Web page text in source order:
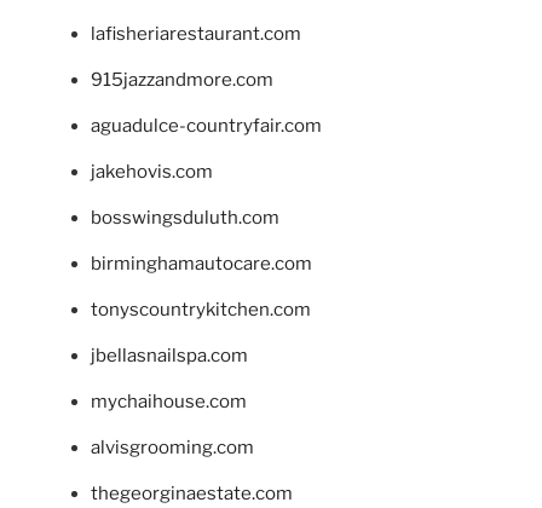
lafisheriarestaurant.com
915jazzandmore.com
aguadulce-countryfair.com
jakehovis.com
bosswingsduluth.com
birminghamautocare.com
tonyscountrykitchen.com
jbellasnailspa.com
mychaihouse.com
alvisgrooming.com
thegeorginaestate.com